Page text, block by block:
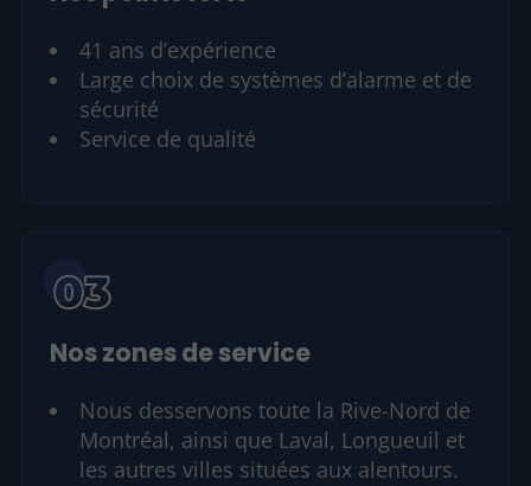
41 ans d’expérience
Large choix de systèmes d’alarme et de
sécurité
Service de qualité
Nos zones de service
Nous desservons toute la Rive-Nord de
Montréal, ainsi que Laval, Longueuil et
les autres villes situées aux alentours.